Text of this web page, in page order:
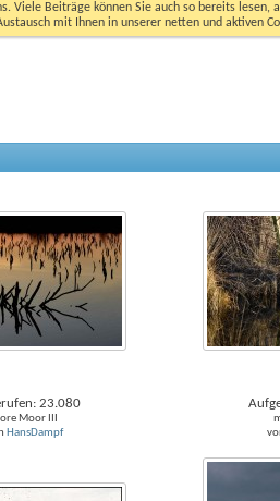
Viele Beiträge können Sie auch so bereits
mit Ihnen in unserer netten und aktiven
23.080
Moor III
HansDampf